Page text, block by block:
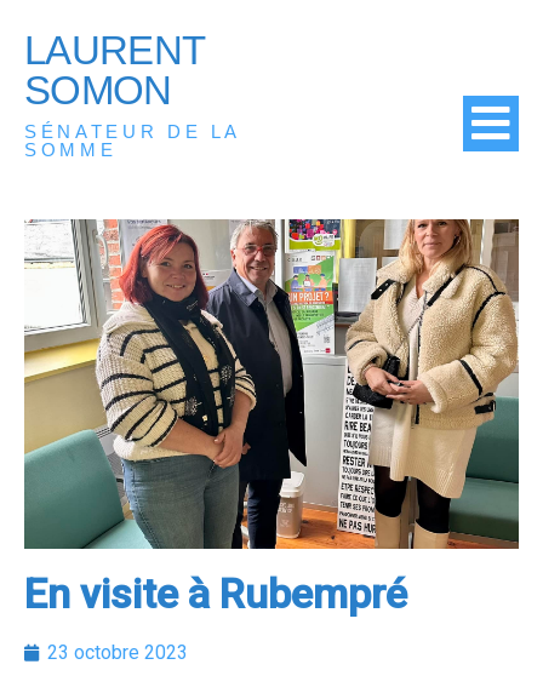
LAURENT
SOMON
SÉNATEUR DE LA
SOMME
En visite à Rubempré
23 octobre 2023